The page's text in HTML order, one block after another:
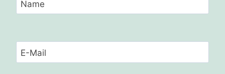
Name
E-Mail